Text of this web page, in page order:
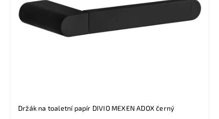
Držák na toaletní papír DIVIO MEXEN ADOX černý